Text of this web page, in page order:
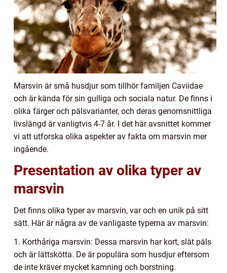
Marsvin är små husdjur som tillhör familjen Caviidae
och är kända för sin gulliga och sociala natur. De finns i
olika färger och pälsvarianter, och deras genomsnittliga
livslängd är vanligtvis 4-7 år. I det här avsnittet kommer
vi att utforska olika aspekter av fakta om marsvin mer
ingående.
Presentation av olika typer av
marsvin
Det finns olika typer av marsvin, var och en unik på sitt
sätt. Här är några av de vanligaste typerna av marsvin:
1. Korthåriga marsvin: Dessa marsvin har kort, slät päls
och är lättskötta. De är populära som husdjur eftersom
de inte kräver mycket kamning och borstning.